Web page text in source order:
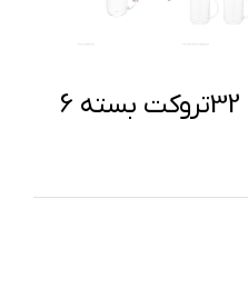
لیوان لومینارک کد 32تروکت بسته 6